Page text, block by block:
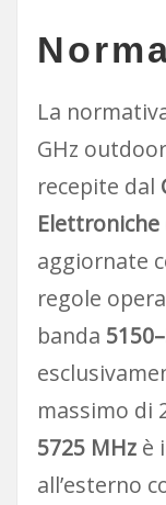
La
GHz
recepite dal
Elettroniche
aggiornate
regole
banda
massimo di
5725 MHzè
all’esterno